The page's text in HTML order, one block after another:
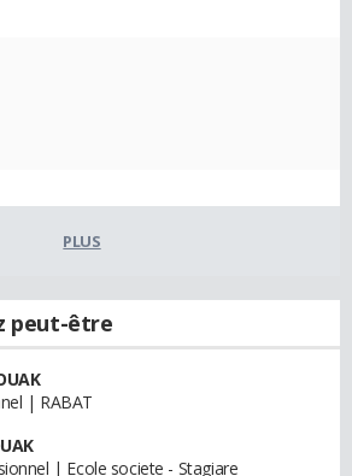
PLUS
peut-être
| RABAT
| Ecole societe - Stagiare